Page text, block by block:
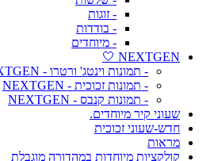
- זוגות
- בודדות
- מיוחדים
NEXTGEN 🤍
- תמונות וינטג' ורטרו - NEXTGEN
- תמונות זכוכית - NEXTGEN
- תמונות קנבס - NEXTGEN
שעוני קיר מיוחדים.
חדש-שעוני זכוכית
מראות
קולקציות מיוחדות במהדורה מוגבלת